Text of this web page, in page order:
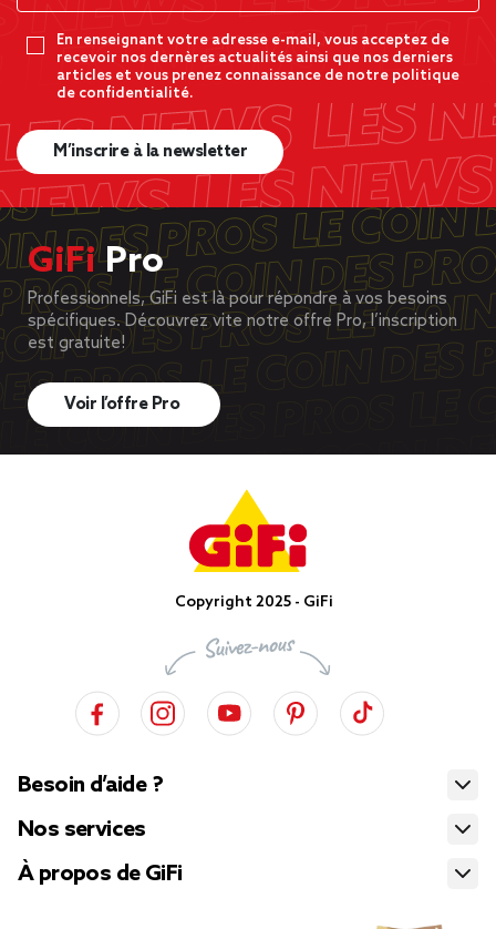
En renseignant votre adresse e-mail, vous acceptez de
recevoir nos dernères actualités ainsi que nos derniers
articles et vous prenez connaissance de notre politique
de confidentialité.
M’inscrire à la newsletter
GiFiPro
Professionnels, GiFi est là pour répondre à vos besoins
spécifiques. Découvrez vite notre offre Pro, l’inscription
est gratuite!
Voir l’offre Pro
Copyright 2025 - GiFi
Besoin d’aide ?
Nos services
À propos de GiFi